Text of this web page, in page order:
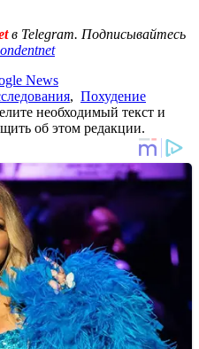
в Telegram. Подписывайтесь
News
, Похудение
необходимый текст и
об этом редакции.